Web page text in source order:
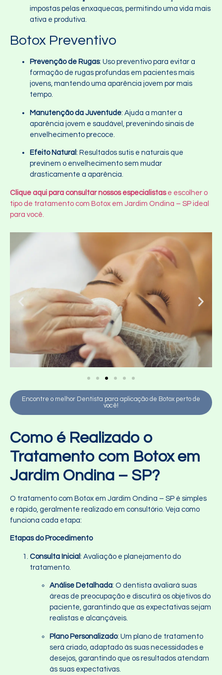
impostas pelas enxaquecas, permitindo uma vida mais
ativa e produtiva.
Botox Preventivo
Prevenção de Rugas: Uso preventivo para evitar a
formação de rugas profundas em pacientes mais
jovens, mantendo uma aparência jovem por mais
tempo.
Manutenção da Juventude: Ajuda a manter a
aparência jovem e saudável, prevenindo sinais de
envelhecimento precoce.
Efeito Natural : Resultados sutis e naturais que
previnem o envelhecimento sem mudar
drasticamente a aparência.
Clique aqui para consultar nossos especialistase escolher o
tipo de tratamento com Botox em Jardim Ondina – SP ideal
para você.
Encontre o melhor Dentista para aplicação de Botox perto de
você!
Como é Realizado o
Tratamento com Botox em
Jardim Ondina – SP?
O tratamento com Botox em Jardim Ondina – SP é simples
e rápido, geralmente realizado em consultório. Veja como
funciona cada etapa:
Etapas do Procedimento
Consulta Inicial : Avaliação e planejamento do
tratamento.
Análise Detalhada: O dentista avaliará suas
áreas de preocupação e discutirá os objetivos do
paciente, garantindo que as expectativas sejam
realistas e alcançáveis.
Plano Personalizado: Um plano de tratamento
será criado, adaptado às suas necessidades e
desejos, garantindo que os resultados atendam
às suas expectativas.